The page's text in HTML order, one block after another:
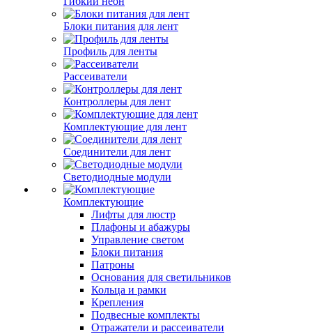
Блоки питания для лент
Профиль для ленты
Рассеиватели
Контроллеры для лент
Комплектующие для лент
Соединители для лент
Светодиодные модули
Комплектующие
Лифты для люстр
Плафоны и абажуры
Управление светом
Блоки питания
Патроны
Основания для светильников
Кольца и рамки
Крепления
Подвесные комплекты
Отражатели и рассеиватели